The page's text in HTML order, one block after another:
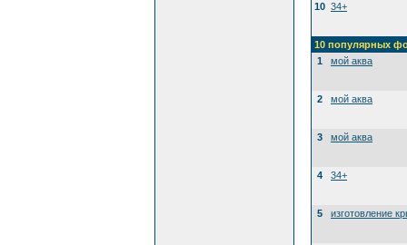
10 34+
10 популярных
1
мой аква
2 мой аква
3 мой аква
4 34+
5 изготовление